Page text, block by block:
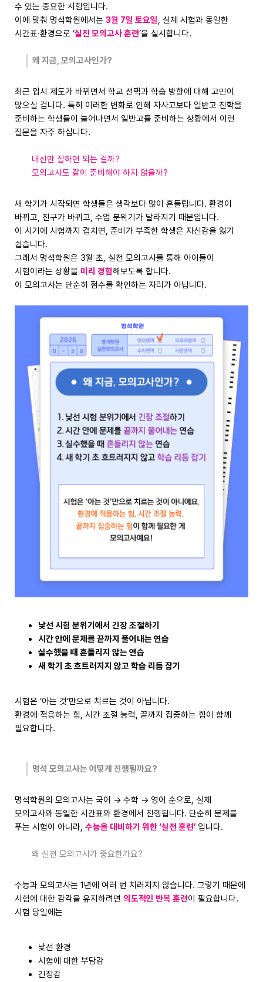
수 있는 중요한 시험입니다.
이에 맞춰 명석학원에서는 3월 7일 토요일
, 실제 시험과 동일한
시간표·환경으로 ‘실전 모의고사 훈련’을 실시합니다.
왜 지금, 모의고사인가?
최근 입시 제도가 바뀌면서 학교 선택과 학습 방향에 대해 고민이
많으실 겁니다. 특히 이러한 변화로 인해 자사고보다 일반고 진학을
준비하는 학생들이 늘어나면서 일반고를 준비하는 상황에서 이런
질문을 자주 하십니다.
내신만 잘하면 되는 걸까?
모의고사도 같이 준비해야 하지 않을까?
새 학기가 시작되면 학생들은 생각보다 많이 흔들립니다. 환경이
바뀌고, 친구가 바뀌고, 수업 분위기가 달라지기 때문입니다.
이 시기에 시험까지 겹치면, 준비가 부족한 학생은 자신감을 잃기
쉽습니다.
그래서 명석학원은 3월 초, 실전 모의고사를 통해 아이들이
시험이라는 상황을 미리 경험해보도록 합니다.
이 모의고사는 단순히 점수를 확인하는 자리가 아닙니다.
낯선 시험 분위기에서 긴장 조절하기
시간 안에 문제를 끝까지 풀어내는 연습
실수했을 때 흔들리지 않는 연습
새 학기 초 흐트러지지 않고 학습 리듬 잡기
시험은 ‘아는 것’만으로 치르는 것이 아닙니다.
환경에 적응하는 힘, 시간 조절 능력, 끝까지 집중하는 힘이 함께
필요합니다.
명석 모의고사는 어떻게 진행될까요?
명석학원의 모의고사는 국어 → 수학 → 영어 순으로, 실제
모의고사와 동일한 시간표와 환경에서 진행됩니다. 단순히 문제를
푸는 시험이 아니라, 수능을 대비하기 위한 ‘실전 훈련’ 입니다.
왜 실전 모의고사가 중요한가요?
수능과 모의고사는 1년에 여러 번 치러지지 않습니다. 그렇기 때문에
시험에 대한 감각을 유지하려면 의도적인 반복 훈련이 필요합니다.
시험 당일에는
낯선 환경
시험에 대한 부담감
긴장감